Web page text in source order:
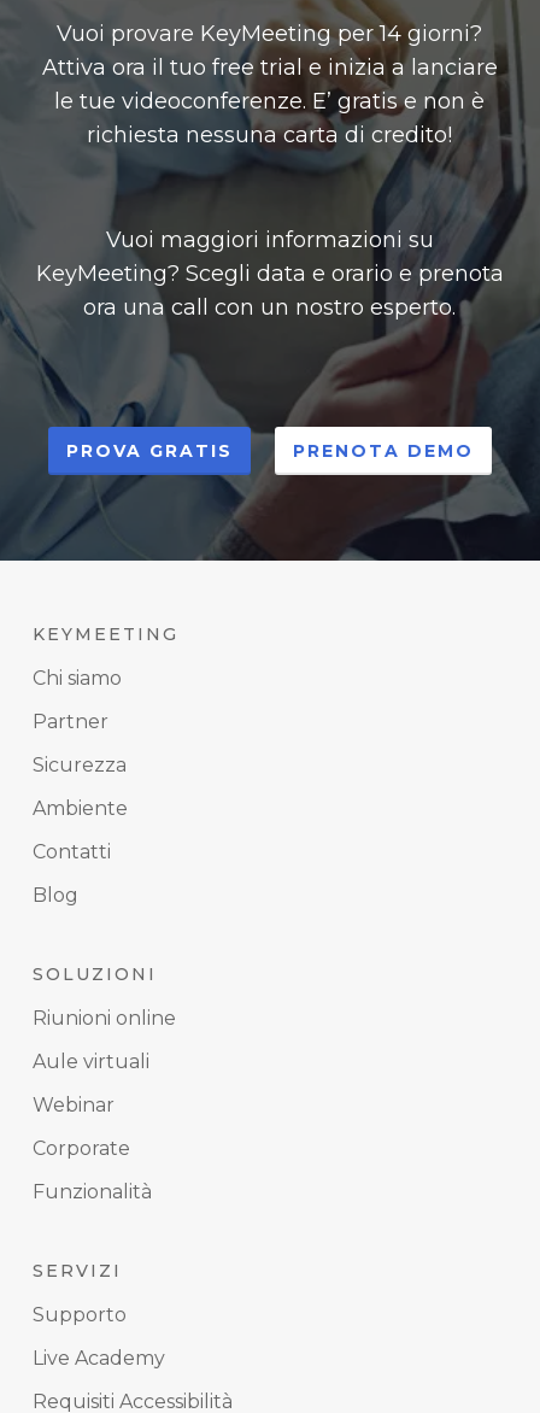
Vuoi provare KeyMeeting per 14 giorni?
Attiva ora il tuo free trial e inizia a lanciare
le tue videoconferenze. E’ gratis e non è
richiesta nessuna carta di credito!
Vuoi maggiori informazioni su
KeyMeeting? Scegli data e orario e prenota
ora una call con un nostro esperto.
PROVA GRATIS PRENOTA DEMO
KEYMEETING
Chi siamo
Partner
Sicurezza
Ambiente
Contatti
Blog
SOLUZIONI
Riunioni online
Aule virtuali
Webinar
Corporate
Funzionalità
SERVIZI
Supporto
Live Academy
Requisiti Accessibilità